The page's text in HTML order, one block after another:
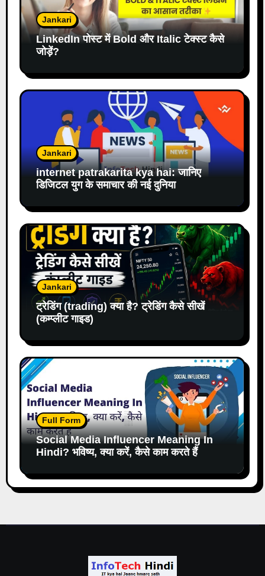
Jankari
LinkedIn पोस्ट में Bold और Italic टेक्स्ट कैसे
जोड़ें?
Jankari
internet patrakarita kya hai: जानिए
डिजिटल युग के समाचार की नई दुनिया
Jankari
ट्रेडिंग (trading) क्या है? ट्रेडिंग कैसे सीखें
(कम्प्लीट गाइड)
Full Form
Social Media Influencer Meaning In
Hindi? भविष्य, क्या करें, कैसे काम करते हैं